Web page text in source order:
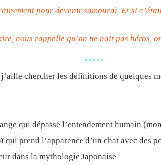
pour devenir samouraï. Et si
nous rappelle qu’on ne nait pas héros,
*****
chercher les définitions de quelques
qui dépasse l’entendement humain
qui prend l’apparence d’un chat avec des
dans la mythologie Japonaise